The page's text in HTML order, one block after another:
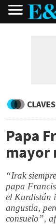
Papa
mayor
“Irak
papa
el Kurdistán
angustia,
consuelo”,